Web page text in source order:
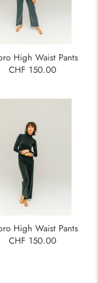
High Waist Pants
CHF 150.00
High Waist Pants
CHF 150.00